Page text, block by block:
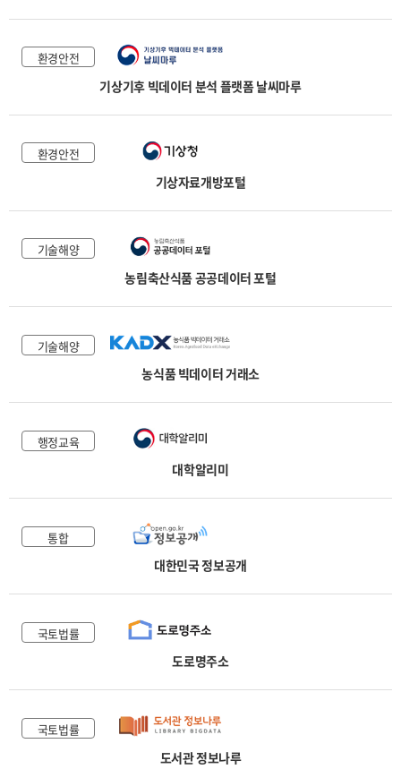
환경안전
기상기후 빅데이터 분석 플랫폼 날씨마루
환경안전
기상자료개방포털
기술해양
농림축산식품 공공데이터 포털
기술해양
농식품 빅데이터 거래소
행정교육
대학알리미
통합
대한민국 정보공개
국토법률
도로명주소
국토법률
도서관 정보나루